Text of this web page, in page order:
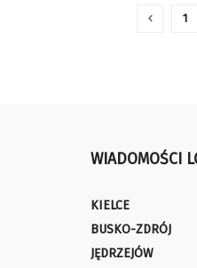
1
WIADOMOŚCI
KIELCE
BUSKO-ZDRÓJ
JĘDRZEJÓW